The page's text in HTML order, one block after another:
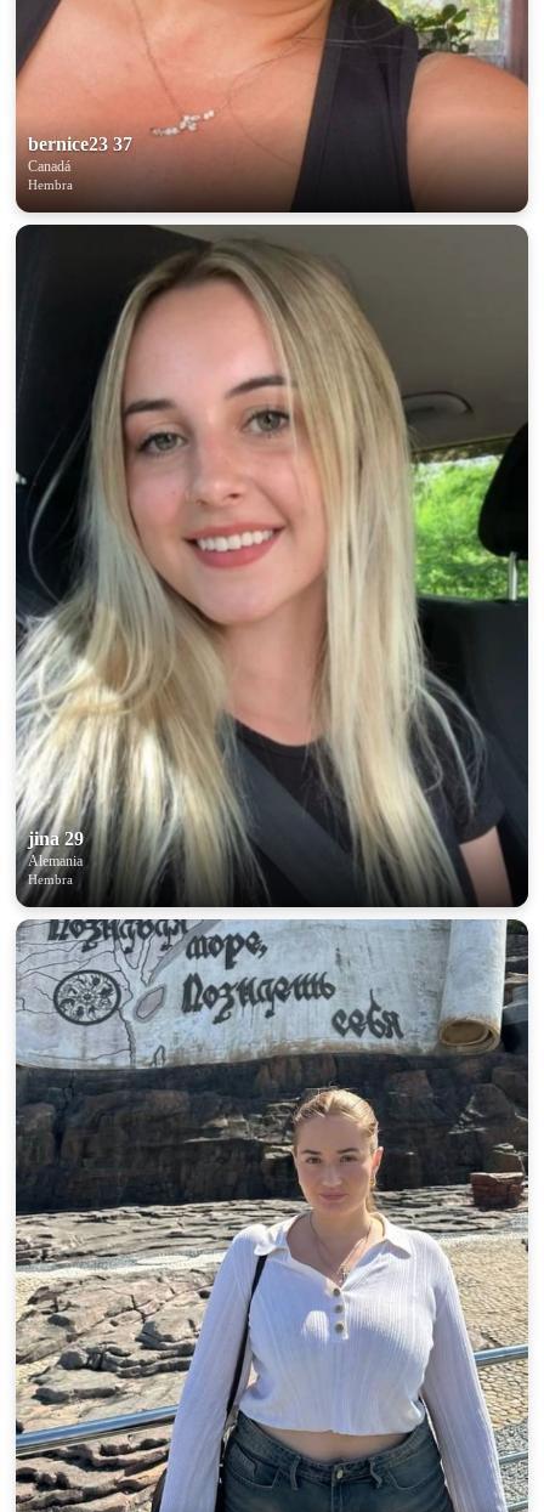
bernice23 37
Canadá
Hembra
jina 29
Alemania
Hembra